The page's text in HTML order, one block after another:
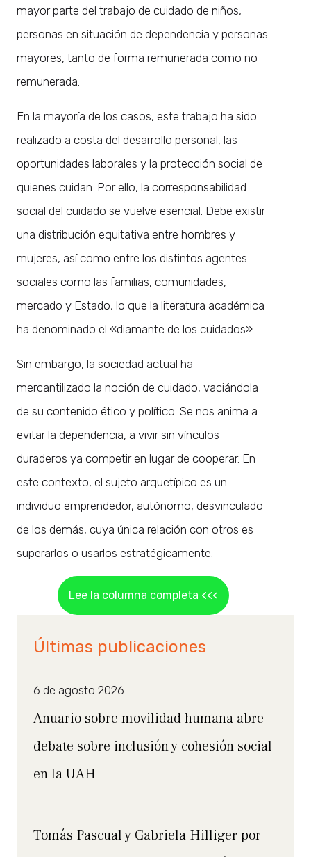
mayor parte del trabajo de cuidado de niños,
personas en situación de dependencia y personas
mayores, tanto de forma remunerada como no
remunerada.
En la mayoría de los casos, este trabajo ha sido
realizado a costa del desarrollo personal, las
oportunidades laborales y la protección social de
quienes cuidan. Por ello, la corresponsabilidad
social del cuidado se vuelve esencial. Debe existir
una distribución equitativa entre hombres y
mujeres, así como entre los distintos agentes
sociales como las familias, comunidades,
mercado y Estado, lo que la literatura académica
ha denominado el «diamante de los cuidados».
Sin embargo, la sociedad actual ha
mercantilizado la noción de cuidado, vaciándola
de su contenido ético y político. Se nos anima a
evitar la dependencia, a vivir sin vínculos
duraderos ya competir en lugar de cooperar. En
este contexto, el sujeto arquetípico es un
individuo emprendedor, autónomo, desvinculado
de los demás, cuya única relación con otros es
superarlos o usarlos estratégicamente.
Lee la columna completa <<<
Últimas publicaciones
6 de agosto 2026
Anuario sobre movilidad humana abre
debate sobre inclusión y cohesión social
en la UAH
Tomás Pascual y Gabriela Hilliger por